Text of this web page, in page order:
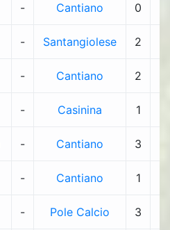
- Cantiano 0
- Santangiolese 2
- Cantiano 2
- Casinina 1
- Cantiano 3
- Cantiano 1
- Pole Calcio 3